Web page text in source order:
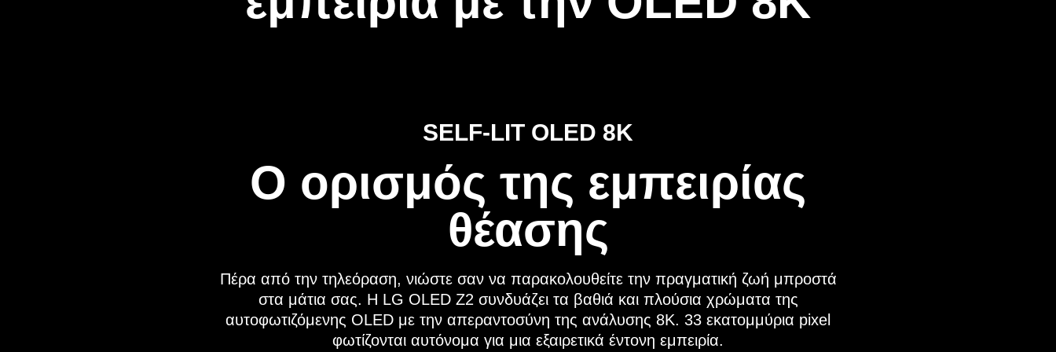
SELF-LIT OLED 8K
Ο ορισμός της εμπειρίας
θέασης
Πέρα από την τηλεόραση, νιώστε σαν να παρακολουθείτε την πραγματική ζωή μπροστά
στα μάτια σας. Η LG OLED Z2 συνδυάζει τα βαθιά και πλούσια χρώματα της
αυτοφωτιζόμενης OLED με την απεραντοσύνη της ανάλυσης 8K. 33 εκατομμύρια pixel
φωτίζονται αυτόνομα για μια εξαιρετικά έντονη εμπειρία.